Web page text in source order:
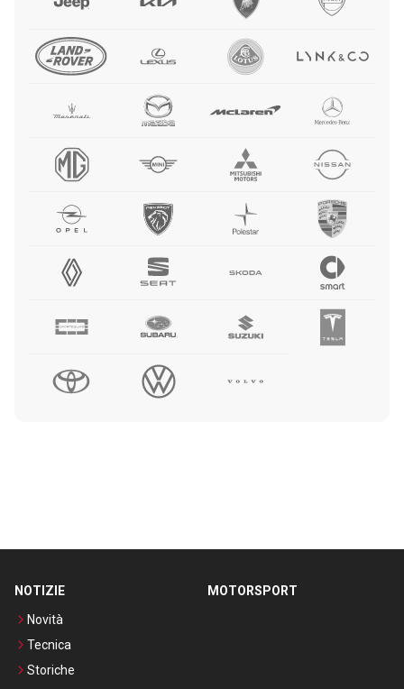
NOTIZIE
Novità
Tecnica
Storiche
MOTORSPORT